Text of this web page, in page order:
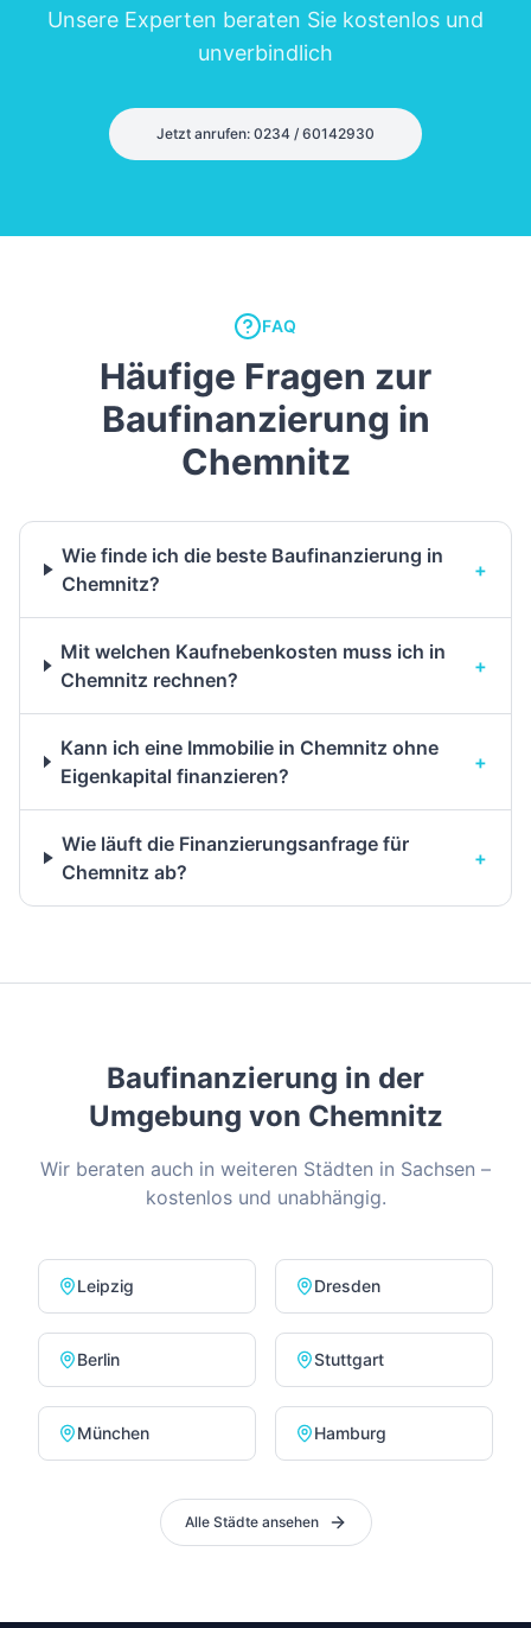
Unsere Experten beraten Sie kostenlos und
unverbindlich
Jetzt anrufen: 0234 / 60142930
FAQ
Häufige Fragen zur
Baufinanzierung in
Chemnitz
Wie finde ich die beste Baufinanzierung in
Chemnitz?
+
Mit welchen Kaufnebenkosten muss ich in
Chemnitz rechnen?
+
Kann ich eine Immobilie in Chemnitz ohne
Eigenkapital finanzieren?
+
Wie läuft die Finanzierungsanfrage für
Chemnitz ab?
+
Baufinanzierung in der
Umgebung von Chemnitz
Wir beraten auch in weiteren Städten in Sachsen –
kostenlos und unabhängig.
Leipzig Dresden
Berlin Stuttgart
München Hamburg
Alle Städte ansehen